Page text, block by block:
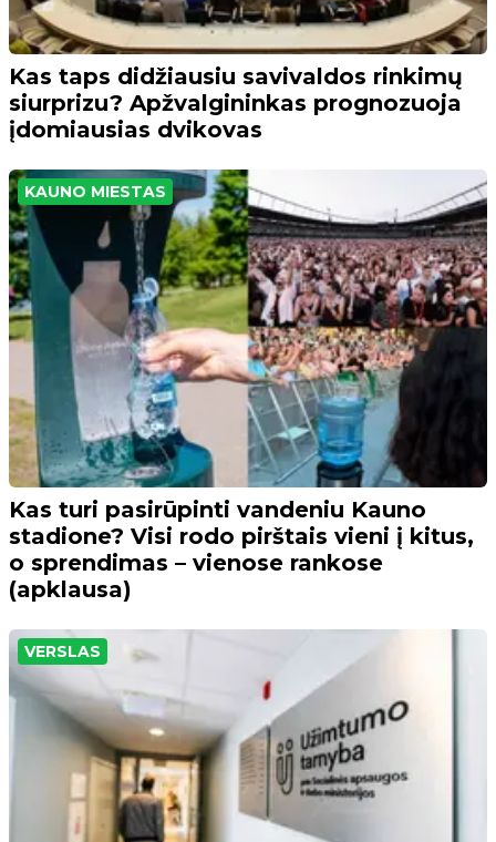
Kas taps didžiausiu savivaldos rinkimų
siurprizu? Apžvalgininkas prognozuoja
įdomiausias dvikovas
KAUNO MIESTAS
Kas turi pasirūpinti vandeniu Kauno
stadione? Visi rodo pirštais vieni į kitus,
o sprendimas – vienose rankose
(apklausa)
VERSLAS